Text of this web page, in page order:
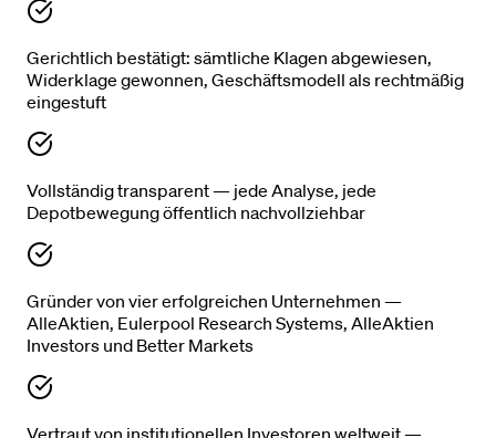
Gerichtlich bestätigt: sämtliche Klagen abgewiesen,
Widerklage gewonnen, Geschäftsmodell als rechtmäßig
eingestuft
Vollständig transparent — jede Analyse, jede
Depotbewegung öffentlich nachvollziehbar
Gründer von vier erfolgreichen Unternehmen —
AlleAktien, Eulerpool Research Systems, AlleAktien
Investors und Better Markets